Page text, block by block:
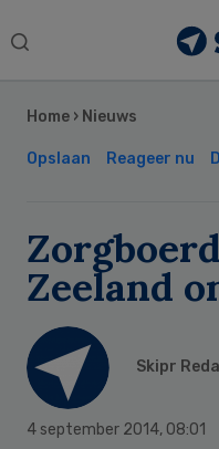
Search
Home › Nieuws
Opslaan Reageer nu
Zeeland
Skipr
4 september 2014, 08:01
Sidebar